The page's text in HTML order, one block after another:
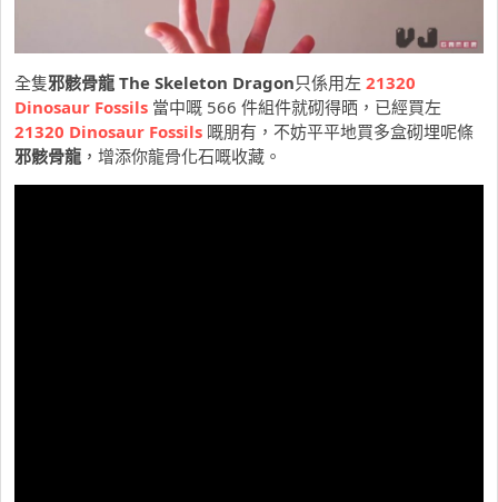
全隻邪骸骨龍 The Skeleton Dragon只係用左 21320
Dinosaur Fossils 當中嘅 566 件組件就砌得晒，已經買左
21320 Dinosaur Fossils 嘅朋有，不妨平平地買多盒砌埋呢條
邪骸骨龍 ，增添你龍骨化石嘅收藏。